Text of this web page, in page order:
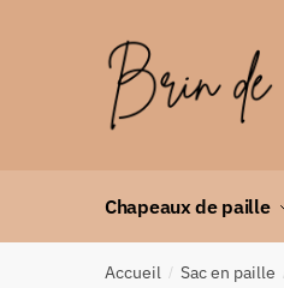
Chapeaux de paille
Accueil / Sac en paille